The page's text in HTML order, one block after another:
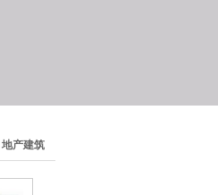
地产建筑